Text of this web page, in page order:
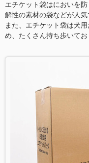
エチケット袋はにおいを
解性の素材の袋などが人気
また、エチケット袋は犬
め、たくさん持ち歩いてお